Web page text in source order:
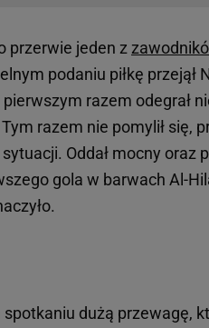
przerwie jeden z
podaniu piłkę przejął
razem odegrał
razem nie pomylił się,
Oddał mocny
gola w barwach Al-
spotkaniu dużą przewagę,